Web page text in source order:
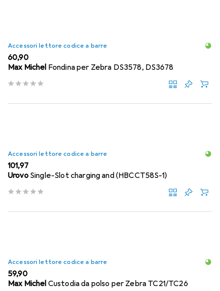
Accessori lettore codice a barre
EUR
60,90
Max Michel Fondina per Zebra DS3578, DS3678
Accessori lettore codice a barre
EUR
101,97
Urovo Single-Slot charging and (HBCCT58S-1)
Accessori lettore codice a barre
EUR
59,90
Max Michel Custodia da polso per Zebra TC21/TC26